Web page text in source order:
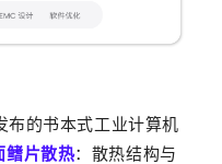
布的书本式工业计算机
鳍片散热：散热结构与